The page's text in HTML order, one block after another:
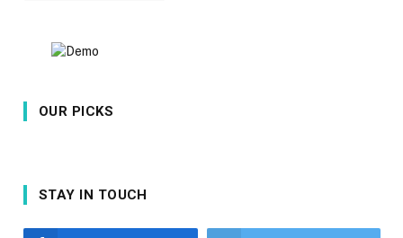
OUR PICKS
STAY IN TOUCH